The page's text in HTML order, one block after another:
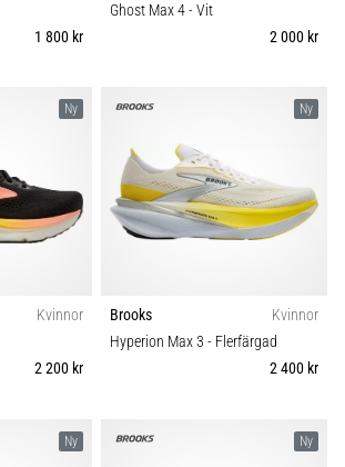
1 800 kr
Ghost Max 4- Vit
2 000 kr
Ny
Kvinnor
2 200 kr
Ny
Brooks
Kvinnor
Hyperion Max 3 - Flerfärgad
2 400 kr
Ny Ny